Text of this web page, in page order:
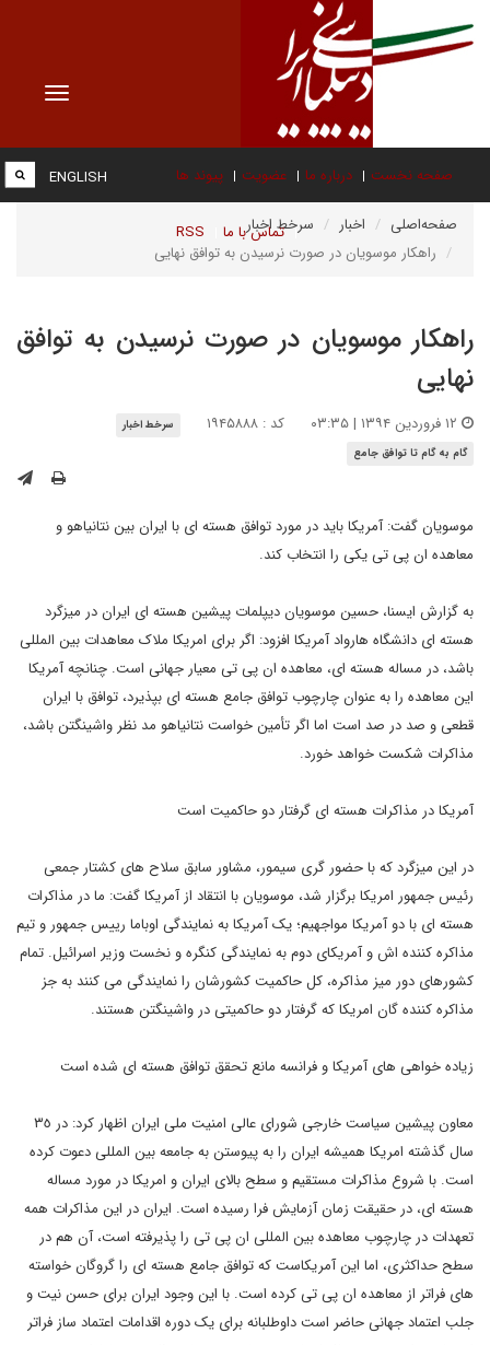
Toggle
صفحه نخست درباره ما عضویت پیوند ها
تماس با ما RSS
ENGLISH
صفحه‌اصلی اخبار
سرخط اخبار
راهکار موسویان در صورت نرسیدن به توافق نهایی
راهکار موسویان در صورت نرسیدن به توافق
نهایی
کد : ۱۹۴۵۸۸۸
سرخط اخبار
گام به گام تا توافق جامع
موسویان گفت: آمریکا باید در مورد توافق هسته ای با ایران بین نتانیاهو و
معاهده ان پی تی یکی را انتخاب کند.
به گزارش ایسنا، حسین موسویان دیپلمات پیشین هسته ای ایران در میزگرد
هسته ای دانشگاه هارواد آمریکا افزود: اگر برای امریکا ملاک معاهدات بین المللی
باشد، در مساله هسته ای، معاهده ان پی تی معیار جهانی است. چنانچه آمریکا
این معاهده را به عنوان چارچوب توافق جامع هسته ای بپذیرد، توافق با ایران
قطعی و صد در صد است اما اگر تأمین خواست نتانیاهو مد نظر واشینگتن باشد،
مذاکرات شکست خواهد خورد.
آمریکا در مذاکرات هسته ای گرفتار دو حاکمیت است
در این میزگرد که با حضور گری سیمور، مشاور سابق سلاح های کشتار جمعی
رئیس جمهور امریکا برگزار شد، موسویان با انتقاد از آمریکا گفت: ما در مذاکرات
هسته ای با دو آمریکا مواجهیم؛ یک آمریکا به نمایندگی اوباما رییس جمهور و تیم
مذاکره کننده اش و آمریکای دوم به نمایندگی کنگره و نخست وزیر اسرائیل. تمام
کشورهای دور میز مذاکره، کل حاکمیت کشورشان را نمایندگی می کنند به جز
مذاکره کننده گان امریکا که گرفتار دو حاکمیتی در واشینگتن هستند.
زیاده خواهی های آمریکا و فرانسه مانع تحقق توافق هسته ای شده است
معاون پیشین سیاست خارجی شورای عالی امنیت ملی ایران اظهار کرد: در ٣٥
سال گذشته امریکا همیشه ایران را به پیوستن به جامعه بین المللی دعوت کرده
است. با شروع مذاکرات مستقیم و سطح بالای ایران و امریکا در مورد مساله
هسته ای، در حقیقت زمان آزمایش فرا رسیده است. ایران در این مذاکرات همه
تعهدات در چارچوب معاهده بین المللی ان پی تی را پذیرفته است، آن هم در
سطح حداکثری، اما این آمریکاست که توافق جامع هسته ای را گروگان خواسته
های فراتر از معاهده ان پی تی کرده است. با این وجود ایران برای حسن نیت و
جلب اعتماد جهانی حاضر است داوطلبانه برای یک دوره اقدامات اعتماد ساز فراتر